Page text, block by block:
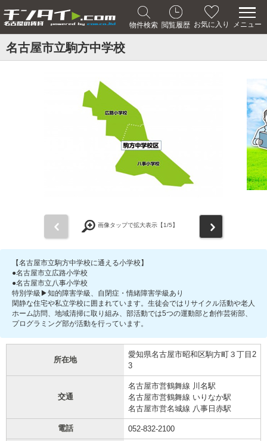
物件検索 閲覧履歴 お気に入り メニュー
名古屋市立駒方中学校
画像タップで拡大表示【1/5】
【名古屋市立駒方中学校に通える小学校】
●名古屋市立広路小学校
●名古屋市立八事小学校
特別学級▶知的障害学級、自閉症・情緒障害学級あり
閑静な住宅や私立学校に囲まれています。生徒会ではリサイクル活動や老人
ホーム訪問、地域清掃に取り組み、部活動では5つの運動部と創作芸術部、
プログラミング部が活動を行っています。
所在地
愛知県名古屋市昭和区駒方町３丁目2
3
交通
名古屋市営鶴舞線 川名駅
名古屋市営鶴舞線 いりなか駅
名古屋市営名城線 八事日赤駅
電話 052-832-2100